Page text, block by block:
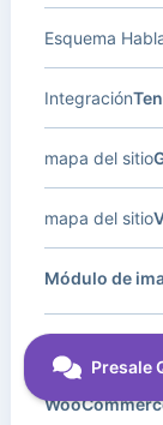
Esquema
Integración
mapa del sitio
mapa del sitio
Módulo de